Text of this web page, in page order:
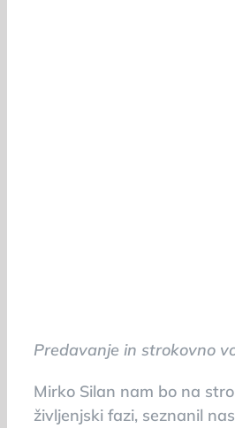
Predavanje in strokovno
Mirko Silan nam bo na
življenjski fazi, seznanil